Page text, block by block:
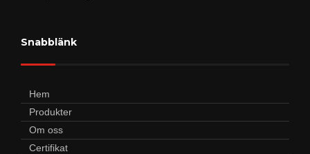
Snabblänk
Hem
Produkter
Om oss
Certifikat